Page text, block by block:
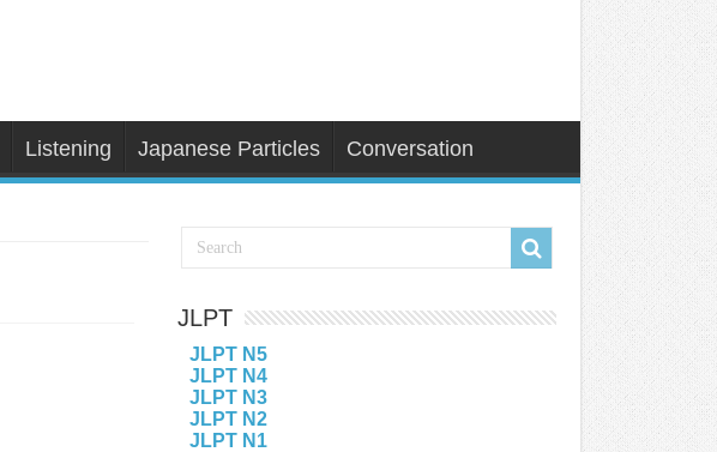
Listening Japanese Particles Conversation
JLPT
JLPT N5
JLPT N4
JLPT N3
JLPT N2
JLPT N1